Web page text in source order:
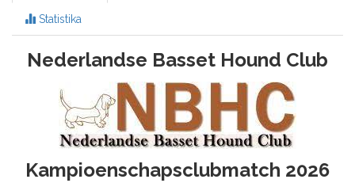
Statistika
Nederlandse Basset Hound Club
Kampioenschapsclubmatch 2026